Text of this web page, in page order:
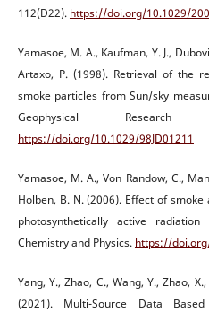
112(D22). https://doi.org/10.1029/
Yamasoe, M. A., Kaufman, Y. J.,
Artaxo, P. (1998). Retrieval of the
smoke particles from Sun/sky
Geophysical Research
https://doi.org/10.1029/98JD01211
Yamasoe, M. A., Von Randow, C.,
Holben, B. N. (2006). Effect of
photosynthetically active
Chemistry and Physics. https://
Yang, Y., Zhao, C., Wang, Y., Zhao,
(2021). Multi-Source Data